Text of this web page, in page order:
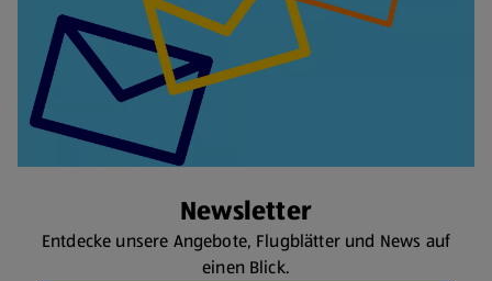
Newsletter
Entdecke unsere Angebote, Flugblätter und News auf
einen Blick.